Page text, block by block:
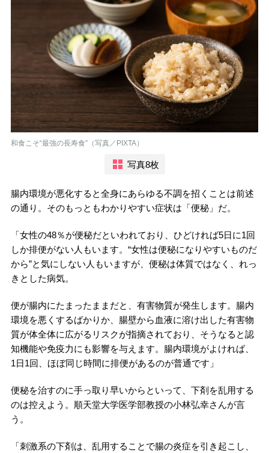
和食こそ“最強の長寿食”（写真／PIXTA）
写真8枚
腸内環境が悪化すると全身にあらゆる不調を招くことは前述
の通り。そのもっともわかりやすい症状は「便秘」だ。
「女性の48％が便秘だといわれており、ひどければ5日に1回
しか排便がない人もいます。“女性は便秘になりやすいものだ
から”と気にしない人もいますが、便秘は体質ではなく、れっ
きとした病気。
便が腸内にたまったままだと、有害物質が発生します。腸内
環境を悪くするばかりか、腸壁から血液に溶け出した有害物
質が体全体に広がるリスクが指摘されており、そうなると認
知機能や免疫力にも影響を与えます。腸内環境がよければ、
1日1回、ほぼ同じ時間に排便があるのが普通です」
便秘を治すのに手っ取り早いからといって、下剤を乱用する
のは控えよう。順天堂大学医学部教授の小林弘幸さんが言
う。
「刺激系の下剤は、乱用することで腸の炎症を引き起こし、